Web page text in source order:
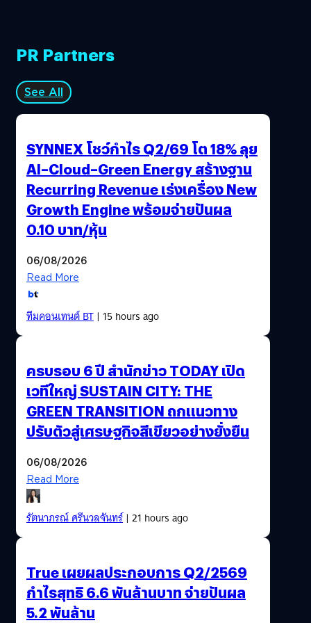
PR Partners
See All
SYNNEX โชว์กำไร Q2/69 โต 18% ลุย
AI–Cloud–Green Energy สร้างฐาน
Recurring Revenue เร่งเครื่อง New
Growth Engine พร้อมจ่ายปันผล
0.10 บาท/หุ้น
06/08/2026
Read More
ทีมคอนเทนต์ BT| 15 hours ago
ครบรอบ 6 ปี สำนักข่าว TODAY เปิด
เวทีใหญ่ SUSTAIN CITY: THE
GREEN TRANSITION ถกแนวทาง
ปรับตัวสู่เศรษฐกิจสีเขียวอย่างยั่งยืน
06/08/2026
Read More
รัตนาภรณ์ ศรีนวลจันทร์| 21 hours ago
True เผยผลประกอบการ Q2/2569
กำไรสุทธิ 6.6 พันล้านบาท จ่ายปันผล
5.2 พันล้าน